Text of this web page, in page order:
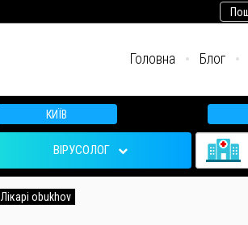
Головна Блог
КИЇВ
ВІРУСОЛОГ
Лікарі obukhov